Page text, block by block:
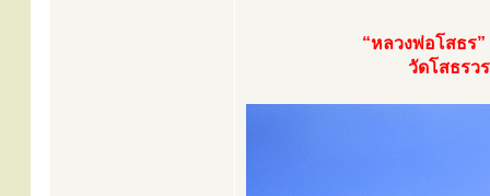
“หลวงพ่อโสธร”
วัดโสธรว